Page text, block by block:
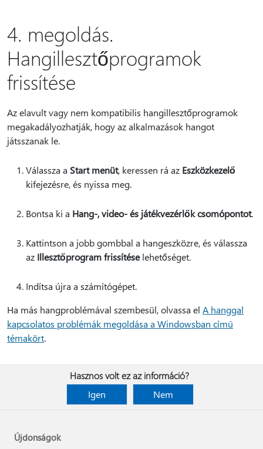
4. megoldás.
Hangillesztőprogramok
frissítése
Az elavult vagy nem kompatibilis hangillesztőprogramok
megakadályozhatják, hogy az alkalmazások hangot
játsszanak le.
Válassza a Start menüt, keressen rá az Eszközkezelő
kifejezésre, és nyissa meg.
Bontsa ki a Hang-, video- és játékvezérlők csomópontot.
Kattintson a jobb gombbal a hangeszközre, és válassza
az Illesztőprogram frissítéselehetőséget.
Indítsa újra a számítógépet.
Ha más hangproblémával szembesül, olvassa el A hanggal
kapcsolatos problémák megoldása a Windowsban című
témakört.
Hasznos volt ez az információ?
Igen
Nem
Újdonságok